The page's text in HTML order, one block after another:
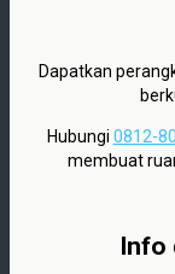
Dapatkan
Hubungi 0812-
membuat
Info